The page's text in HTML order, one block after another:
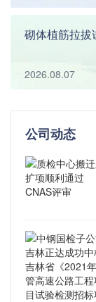
砌体植筋拉拔
2026.08.07
公司动态